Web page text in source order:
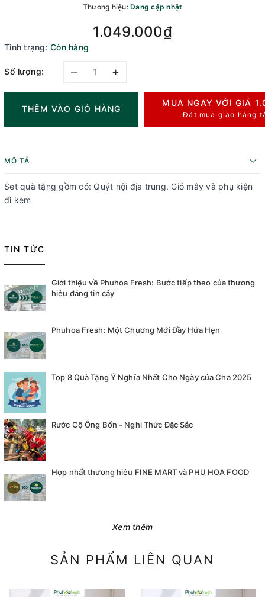
Thương hiệu:Đang cập nhật
1.049.000₫
Tình trạng: Còn hàng
Số lượng: – +
THÊM VÀO GIỎ HÀNG
MUA NGAY VỚI GIÁ
Đặt mua giao hàng
MÔ TẢ
Set quà tặng gồm có: Quýt nội địa trung. Giỏ mây và phụ kiện
đi kèm
TIN TỨC
Giới thiệu về Phuhoa Fresh: Bước tiếp theo của thương
hiệu đáng tin cậy
Phuhoa Fresh: Một Chương Mới Đầy Hứa Hẹn
Top 8 Quà Tặng Ý Nghĩa Nhất Cho Ngày của Cha 2025
Rước Cộ Ông Bổn - Nghi Thức Đặc Sắc
Hợp nhất thương hiệu FINE MART và PHU HOA FOOD
Xem thêm
SẢN PHẨM LIÊN QUAN